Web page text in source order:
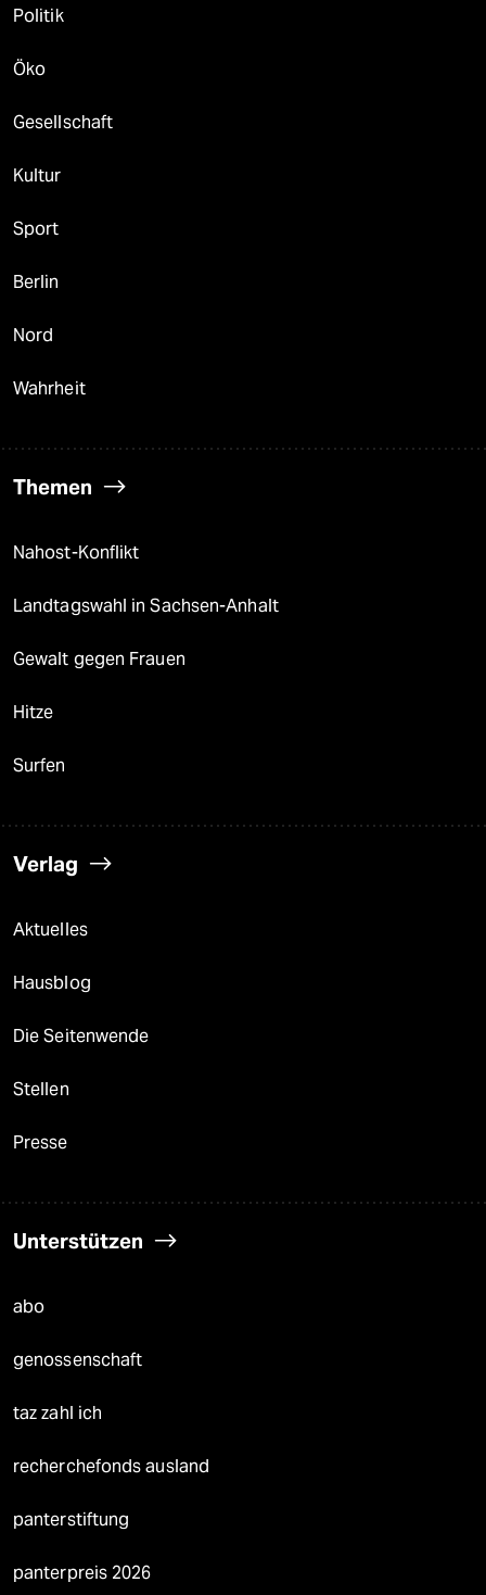
Politik
Öko
Gesellschaft
Kultur
Sport
Berlin
Nord
Wahrheit
Themen
Nahost-Konflikt
Landtagswahl in Sachsen-Anhalt
Gewalt gegen Frauen
Hitze
Surfen
Verlag
Aktuelles
Hausblog
Die Seitenwende
Stellen
Presse
Unterstützen
abo
genossenschaft
taz zahl ich
recherchefonds ausland
panterstiftung
panterpreis 2026